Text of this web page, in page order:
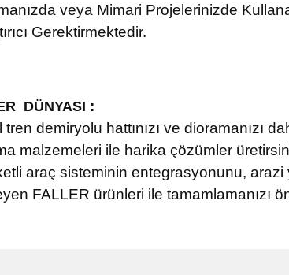
veya Mimari Projelerinizde
Gerektirmektedir.
DÜNYASI :
tren demiryolu hattınızı ve dioramanızı
malzemeleri ile harika çözümler
araç sisteminin entegrasyonunu,
FALLER ürünleri ile tamamlamanızı